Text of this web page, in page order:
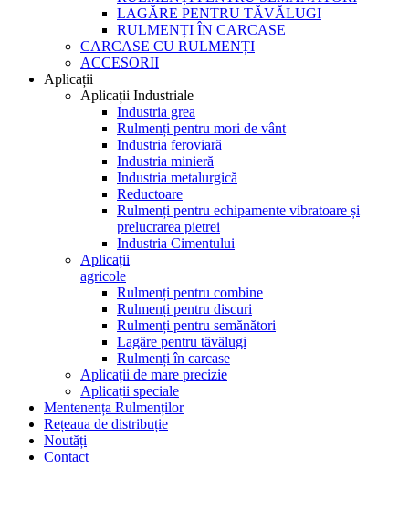
LAGĂRE PENTRU TĂVĂLUGI
RULMENȚI ÎN CARCASE
CARCASE CU RULMENȚI
ACCESORII
Aplicații
Aplicații Industriale
Industria grea
Rulmenți pentru mori de vânt
Industria feroviară
Industria minieră
Industria metalurgică
Reductoare
Rulmenți pentru echipamente vibratoare și
prelucrarea pietrei
Industria Cimentului
Aplicații
agricole
Rulmenți pentru combine
Rulmenți pentru discuri
Rulmenți pentru semănători
Lagăre pentru tăvălugi
Rulmenți în carcase
Aplicații de mare precizie
Aplicații speciale
Mentenența Rulmenților
Rețeaua de distribuție
Noutăți
Contact